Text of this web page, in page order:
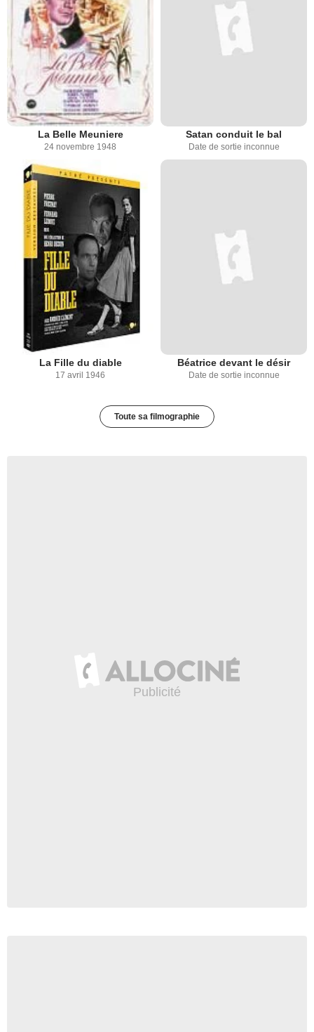
La Belle Meuniere
24 novembre 1948
Satan conduit le bal
Date de sortie inconnue
La Fille du diable
17 avril 1946
Béatrice devant le désir
Date de sortie inconnue
Toute sa filmographie